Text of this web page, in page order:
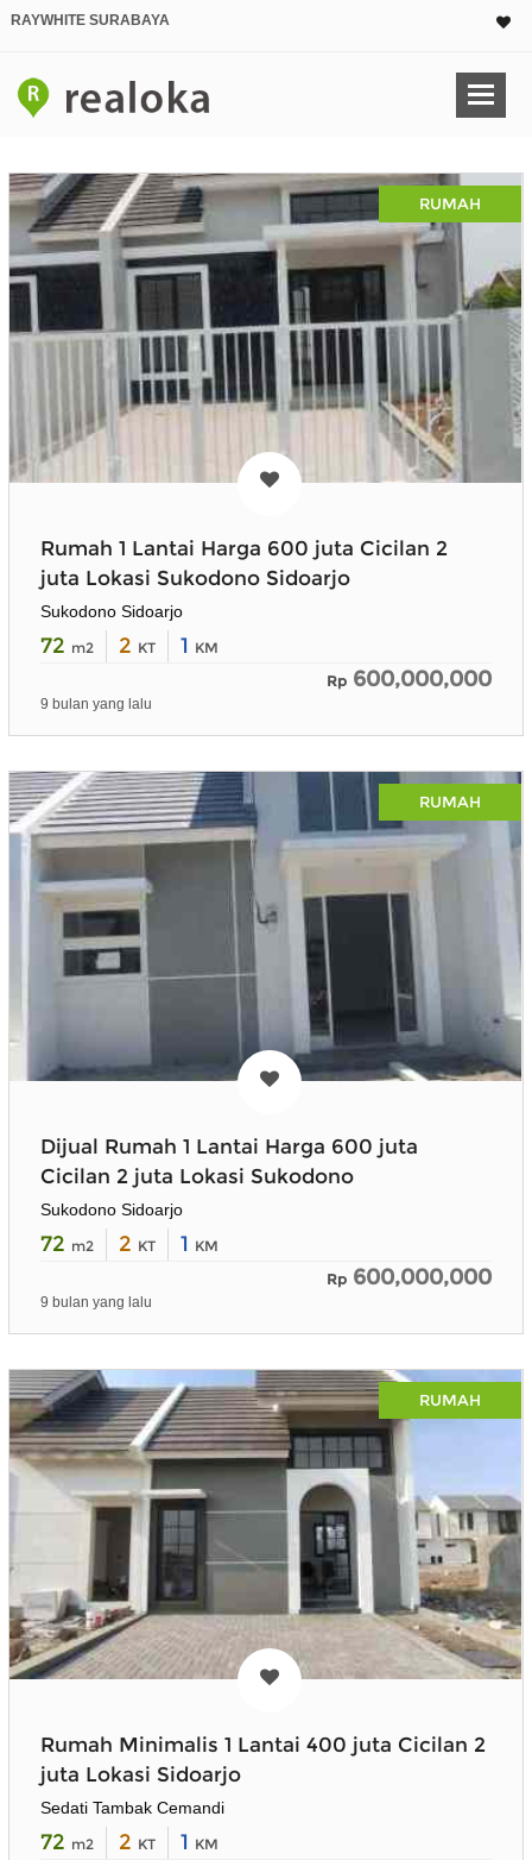
RAYWHITE SURABAYA
RUMAH
Rumah 1 Lantai Harga 600 juta Cicilan 2
juta Lokasi Sukodono Sidoarjo
Sukodono Sidoarjo
72 m2 2 KT 1 KM
Rp 600,000,000
9 bulan yang lalu
RUMAH
Dijual Rumah 1 Lantai Harga 600 juta
Cicilan 2 juta Lokasi Sukodono
Sukodono Sidoarjo
72 m2 2 KT 1 KM
Rp 600,000,000
9 bulan yang lalu
RUMAH
Rumah Minimalis 1 Lantai 400 juta Cicilan 2
juta Lokasi Sidoarjo
Sedati Tambak Cemandi
72 m2 2 KT 1 KM
×